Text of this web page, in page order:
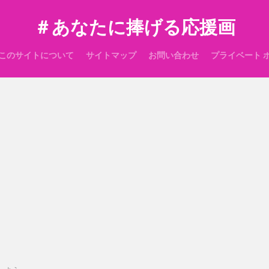
＃あなたに捧げる応援画
のサイトについて サイトマップ お問い合わせ プライベート